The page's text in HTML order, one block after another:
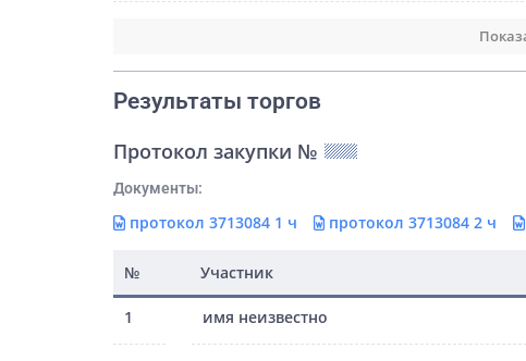
Результаты торгов
Протокол закупки №
Документы:
протокол 3713084 1 ч протокол 3713084 2 ч
№ Участник
1 имя неизвестно